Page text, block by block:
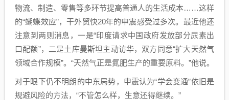
物流、制造、零售等多环节提高普通人的生活成本……这样
的“蝴蝶效应”，干外贸快20年的申震感受过多次。最近他还
注意到两则消息，一是“印度请求中国政府发放部分尿素出
口配额”，二是土库曼斯坦主动访华，双方同意“扩大天然气
领域合作规模”。“天然气正是氮肥生产的重要原料。”他说。
对于眼下仍不明朗的中东局势，申震认为“学会变通”依旧是
规避风险的方法，“不管怎么样，生意还得继续。”